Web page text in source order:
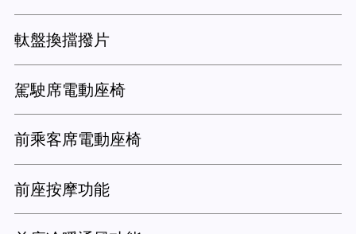
軚盤換擋撥片
駕駛席電動座椅
前乘客席電動座椅
前座按摩功能